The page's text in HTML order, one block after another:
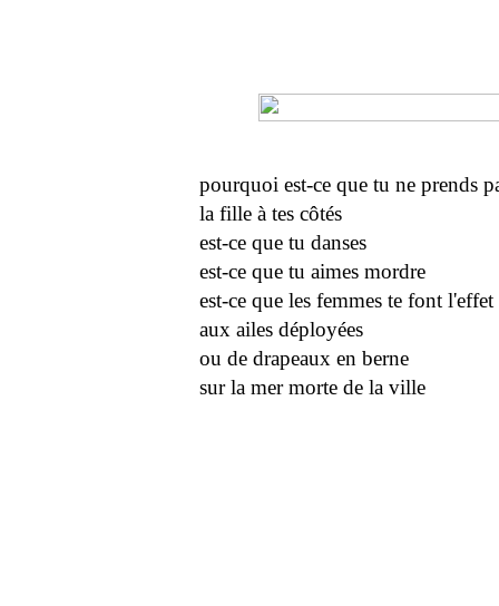
pourquoi est-ce que tu ne prends
la fille à tes côtés
est-ce que tu danses
est-ce que tu aimes mordre
est-ce que les femmes te font l'effet
aux ailes déployées
ou de drapeaux en berne
sur la mer morte de la ville